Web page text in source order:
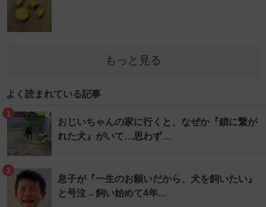
もっと見る
よく読まれている記事
1
おじいちゃんの家に行くと、なぜか『鎖に繋が
れた犬』がいて…思わず…
2
息子が『一生のお願いだから、犬を飼いたい』
と号泣→飼い始めて4年…